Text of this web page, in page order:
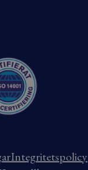
Integritetspolicy